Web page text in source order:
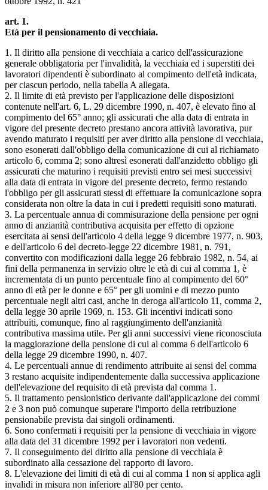
art. 1.
Età per il pensionamento di vecchiaia.
1. Il diritto alla pensione di vecchiaia a carico dell'assicurazione
generale obbligatoria per l'invalidità, la vecchiaia ed i superstiti dei
lavoratori dipendenti è subordinato al compimento dell'età indicata,
per ciascun periodo, nella tabella A allegata.
2. Il limite di età previsto per l'applicazione delle disposizioni
contenute nell'art. 6, L. 29 dicembre 1990, n. 407, è elevato fino al
compimento del 65° anno; gli assicurati che alla data di entrata in
vigore del presente decreto prestano ancora attività lavorativa, pur
avendo maturato i requisiti per aver diritto alla pensione di vecchiaia,
sono esonerati dall'obbligo della comunicazione di cui al richiamato
articolo 6, comma 2; sono altresì esonerati dall'anzidetto obbligo gli
assicurati che maturino i requisiti previsti entro sei mesi successivi
alla data di entrata in vigore del presente decreto, fermo restando
l'obbligo per gli assicurati stessi di effettuare la comunicazione sopra
considerata non oltre la data in cui i predetti requisiti sono maturati.
3. La percentuale annua di commisurazione della pensione per ogni
anno di anzianità contributiva acquisita per effetto di opzione
esercitata ai sensi dell'articolo 4 della legge 9 dicembre 1977, n. 903,
e dell'articolo 6 del decreto-legge 22 dicembre 1981, n. 791,
convertito con modificazioni dalla legge 26 febbraio 1982, n. 54, ai
fini della permanenza in servizio oltre le età di cui al comma 1, è
incrementata di un punto percentuale fino al compimento del 60°
anno di età per le donne e 65° per gli uomini e di mezzo punto
percentuale negli altri casi, anche in deroga all'articolo 11, comma 2,
della legge 30 aprile 1969, n. 153. Gli incentivi indicati sono
attribuiti, comunque, fino al raggiungimento dell'anzianità
contributiva massima utile. Per gli anni successivi viene riconosciuta
la maggiorazione della pensione di cui al comma 6 dell'articolo 6
della legge 29 dicembre 1990, n. 407.
4. Le percentuali annue di rendimento attribuite ai sensi del comma
3 restano acquisite indipendentemente dalla successiva applicazione
dell'elevazione del requisito di età prevista dal comma 1.
5. Il trattamento pensionistico derivante dall'applicazione dei commi
2 e 3 non può comunque superare l'importo della retribuzione
pensionabile prevista dai singoli ordinamenti.
6. Sono confermati i requisiti per la pensione di vecchiaia in vigore
alla data del 31 dicembre 1992 per i lavoratori non vedenti.
7. Il conseguimento del diritto alla pensione di vecchiaia è
subordinato alla cessazione del rapporto di lavoro.
8. L'elevazione dei limiti di età di cui al comma 1 non si applica agli
invalidi in misura non inferiore all'80 per cento.